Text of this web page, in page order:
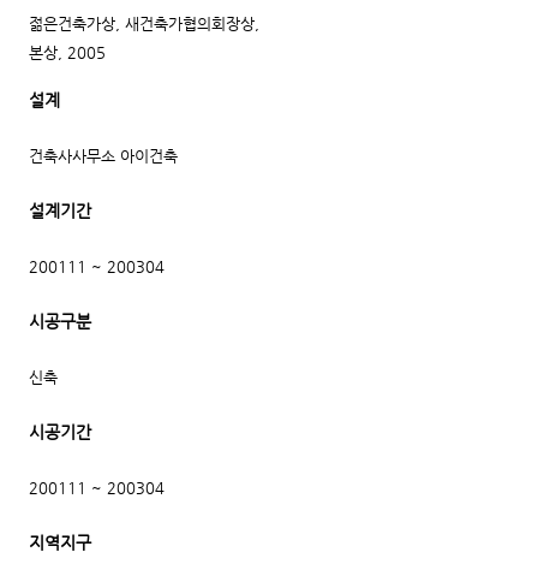
젊은건축가상, 새건축가협의회장상,
본상, 2005
설계
건축사사무소 아이건축
설계기간
200111 ~ 200304
시공구분
신축
시공기간
200111 ~ 200304
지역지구